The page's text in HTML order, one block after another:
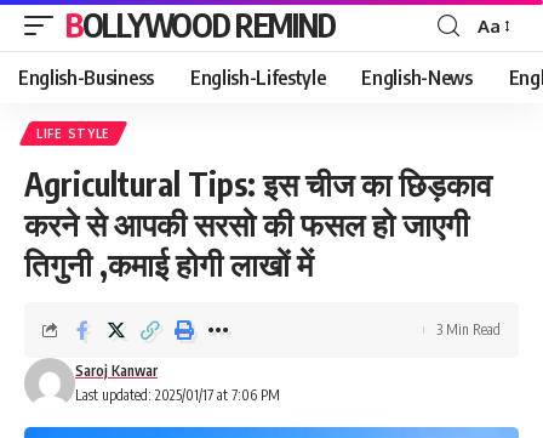
BOLLYWOOD REMIND
Font
Resizer
Aa
English-Business English-Lifestyle English-News
LIFE STYLE
Agricultural Tips: इस चीज का छिड़काव
करने से आपकी सरसो की फसल हो जाएगी
तिगुनी ,कमाई होगी लाखों में
Last updated: 2025/01/17 at 7:06 PM
Saroj Kanwar
3 Min Read